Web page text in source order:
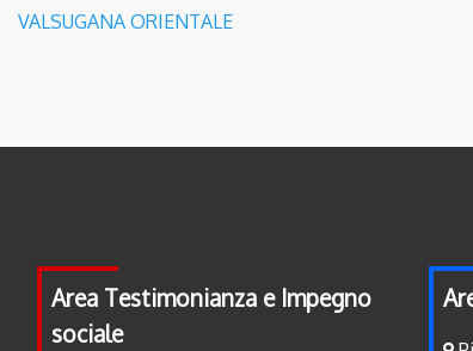
VALSUGANA ORIENTALE
Area Testimonianza e Impegno
sociale